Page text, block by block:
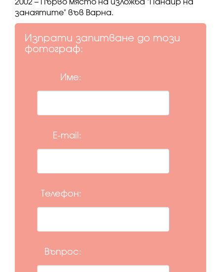
2002 – Първо място на изложба "Панаир на
занаятите" във Варна.
Изпрати запитване до този
фотограф:
Име:
E-mail:
Телефон:
Въпрос: